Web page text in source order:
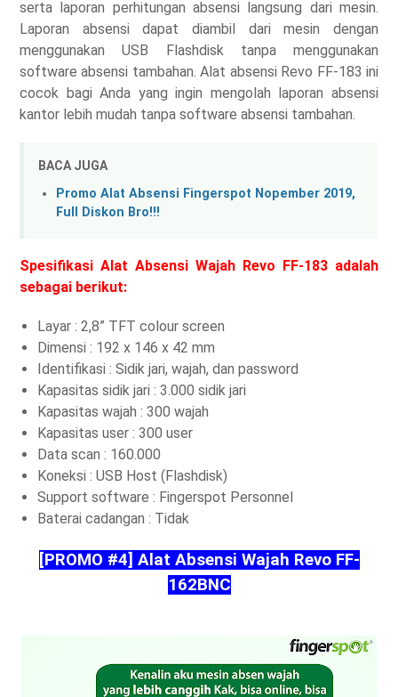
serta laporan perhitungan absensi langsung dari mesin.
Laporan absensi dapat diambil dari mesin dengan
menggunakan USB Flashdisk tanpa menggunakan
software absensi tambahan. Alat absensi Revo FF-183 ini
cocok bagi Anda yang ingin mengolah laporan absensi
kantor lebih mudah tanpa software absensi tambahan.
BACA JUGA
Promo Alat Absensi Fingerspot Nopember 2019,
Full Diskon Bro!!!
Spesifikasi Alat Absensi Wajah Revo FF-183 adalah
sebagai berikut:
Layar : 2,8” TFT colour screen
Dimensi : 192 x 146 x 42 mm
Identifikasi : Sidik jari, wajah, dan password
Kapasitas sidik jari : 3.000 sidik jari
Kapasitas wajah : 300 wajah
Kapasitas user : 300 user
Data scan : 160.000
Koneksi : USB Host (Flashdisk)
Support software : Fingerspot Personnel
Baterai cadangan : Tidak
[PROMO #4] Alat Absensi Wajah Revo FF-
162BNC